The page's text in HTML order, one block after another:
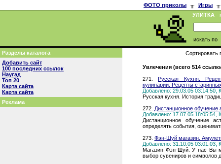
ФОТО приколы ╥ Игры
╥
УЛИТКА -
искать по
Разделы каталога
Добавить сайт
100 последних ссылок
Наугад
Топ 20
Карта сайта
Карта сайта
Реклама
Сортировать
Увлечения (всего 514
271.Русская Кухня.
кулинарии. Рецепты
Добавлено: 29.03.05 03:14:50,
Русская кухня. История
272. Дистанционное обучение
Добавлено: 17.07.05 18:05:54,
Дистанционное обучение
определять события,
273. Фэн-Шуй магазин.
Добавлено: 31.10.05 03:01:03,
Магазин Фэн-Шуй. У нас Вы
выбор сувениров и символов